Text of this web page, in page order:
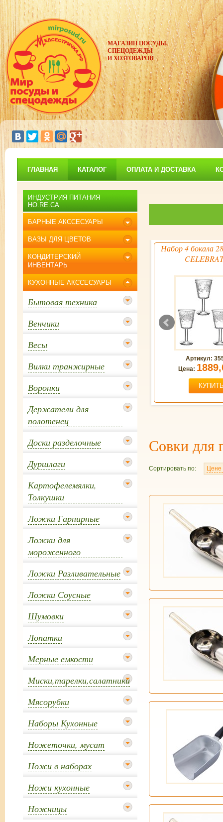
МАГАЗИН ПОСУДЫ,
СПЕЦОДЕЖДЫ
И ХОЗТОВАРОВ
ГЛАВНАЯ КАТАЛОГ ОПЛАТА И ДОСТАВКА
ИНДУСТРИЯ ПИТАНИЯ
HO.RE.CA
БАРНЫЕ АКССЕСУАРЫ
ВАЗЫ ДЛЯ ЦВЕТОВ
КОНДИТЕРСКИЙ
ИНВЕНТАРЬ
КУХОННЫЕ АКССЕСУАРЫ
Бытовая техника
Венчики
Весы
Вилки транжирные
Воронки
Держатели для
полотенец
Доски разделочные
Дуршлаги
Картофелемялки,
Толкушки
Ложки Гарнирные
Ложки для
мороженного
Ложки Разливательные
Ложки Соусные
Шумовки
Лопатки
Мерные емкости
Миски,тарелки,салатники
Мясорубки
Наборы Кухонные
Ножеточки, мусат
Ножи в наборах
Ножи кухонные
Ножницы
Блюдо 38см фарфор Новый год
Артикул: 85-1736/85-1735
Цена:3700,00
Набор 4 бокала
Артикул:
Цена:
Совки для
Сортировать по: Цене